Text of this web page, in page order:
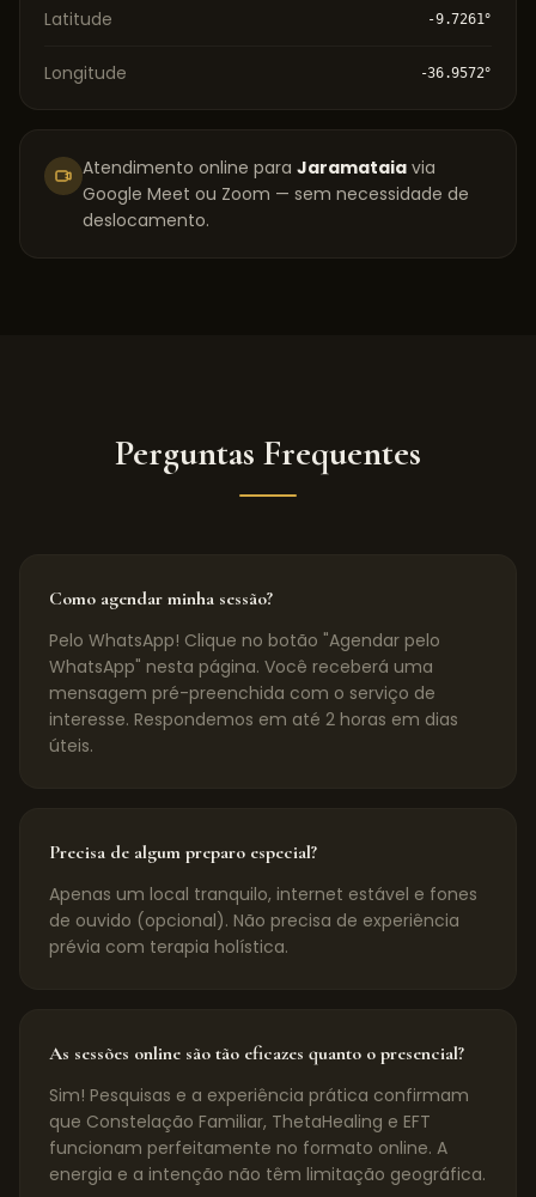
Latitude -9.7261°
Longitude -36.9572°
Atendimento online para Jaramataia via
Google Meet ou Zoom — sem necessidade de
deslocamento.
Perguntas Frequentes
Como agendar minha sessão?
Pelo WhatsApp! Clique no botão "Agendar pelo
WhatsApp" nesta página. Você receberá uma
mensagem pré-preenchida com o serviço de
interesse. Respondemos em até 2 horas em dias
úteis.
Precisa de algum preparo especial?
Apenas um local tranquilo, internet estável e fones
de ouvido (opcional). Não precisa de experiência
prévia com terapia holística.
As sessões online são tão eficazes quanto o presencial?
Sim! Pesquisas e a experiência prática confirmam
que Constelação Familiar, ThetaHealing e EFT
funcionam perfeitamente no formato online. A
energia e a intenção não têm limitação geográfica.